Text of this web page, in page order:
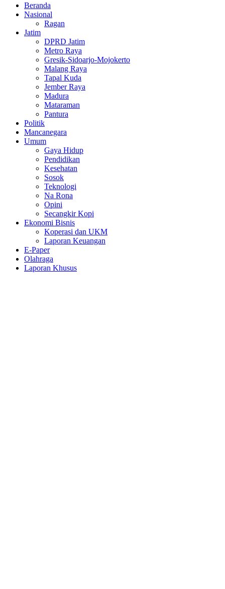
Beranda
Nasional
Ragan
Jatim
DPRD Jatim
Metro Raya
Gresik-Sidoarjo-Mojokerto
Malang Raya
Tapal Kuda
Jember Raya
Madura
Mataraman
Pantura
Politik
Mancanegara
Umum
Gaya Hidup
Pendidikan
Kesehatan
Sosok
Teknologi
Na Rona
Opini
Secangkir Kopi
Ekonomi Bisnis
Koperasi dan UKM
Laporan Keuangan
E-Paper
Olahraga
Laporan Khusus